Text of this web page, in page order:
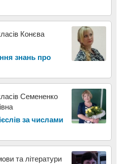
Конєва
знань про
Семененко
за числами
та літератури